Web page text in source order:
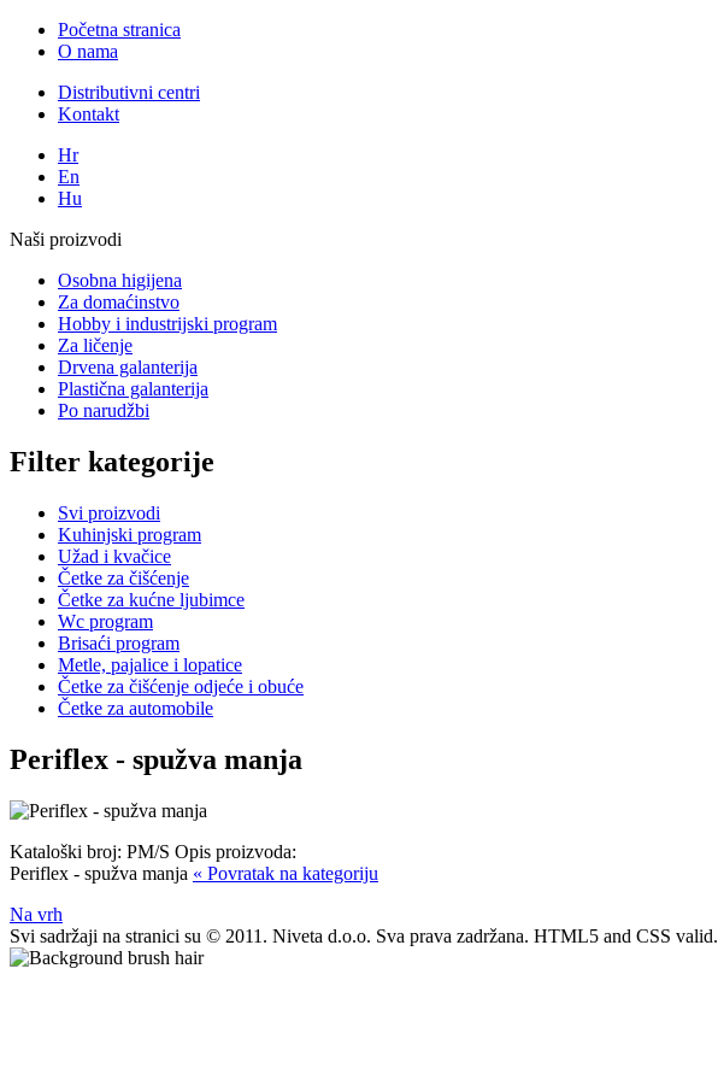
Početna stranica
O nama
Distributivni centri
Kontakt
Hr
En
Hu
Naši proizvodi
Osobna higijena
Za domaćinstvo
Hobby i industrijski program
Za ličenje
Drvena galanterija
Plastična galanterija
Po narudžbi
Filter kategorije
Svi proizvodi
Kuhinjski program
Užad i kvačice
Četke za čišćenje
Četke za kućne ljubimce
Wc program
Brisaći program
Metle, pajalice i lopatice
Četke za čišćenje odjeće i obuće
Četke za automobile
Periflex - spužva manja
Kataloški broj: PM/S Opis proizvoda:
Periflex - spužva manja « Povratak na kategoriju
Na vrh
Svi sadržaji na stranici su © 2011. Niveta d.o.o. Sva prava zadržana. HTML5 and CSS valid.